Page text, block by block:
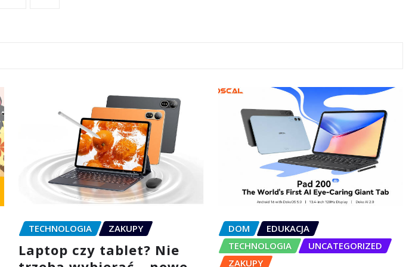
TECHNOLOGIA ZAKUPY
Laptop czy tablet? Nie
DOM
EDUKACJA
TECHNOLOGIA
UNCATEGORIZED
ZAKUPY